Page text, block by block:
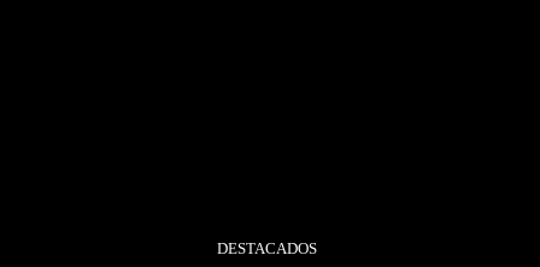
DESTACADOS